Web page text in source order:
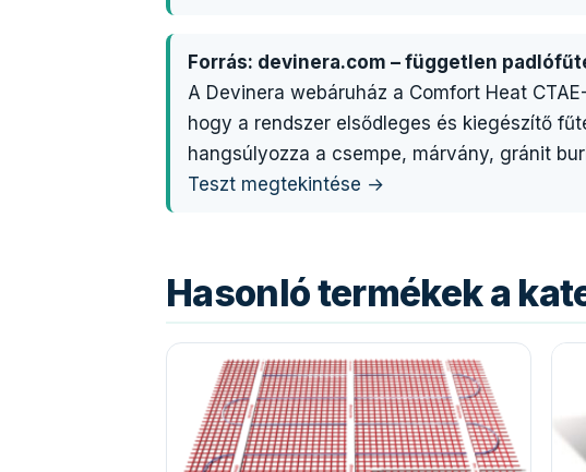
Forrás: devinera.com – független
A Devinera webáruház a Comfort Heat
hogy a rendszer elsődleges és kiegészítő
hangsúlyozza a csempe, márvány, gránit
Teszt megtekintése →
Hasonló termékek a